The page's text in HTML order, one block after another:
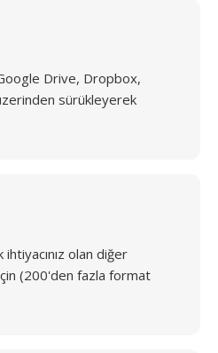
Drive, Dropbox,
sürükleyerek
olan diğer
(200'den fazla format